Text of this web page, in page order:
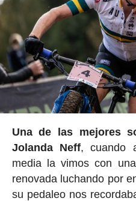
Una de las mejores
Jolanda Neff, cuando
media la vimos con
renovada luchando por
su pedaleo nos